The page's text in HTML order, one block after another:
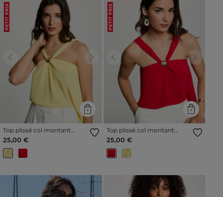
PETIT PRIX
Previous Next
Top plissé col montant
jaune femme
25,00 €
PETIT PRIX
Previous Next
Top plissé col montant
rouge femme
25,00 €